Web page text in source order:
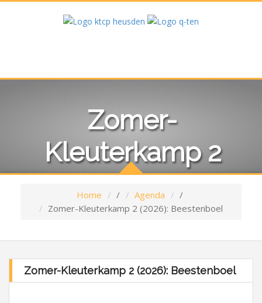
Zomer-
Kleuterkamp 2
(2026): Beestenboel
Home / Agenda
/
Zomer-Kleuterkamp 2 (2026): Beestenboel
Zomer-Kleuterkamp 2 (2026): Beestenboel